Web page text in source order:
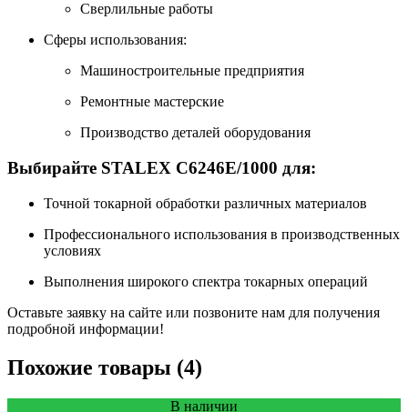
Сверлильные работы
Сферы использования:
Машиностроительные предприятия
Ремонтные мастерские
Производство деталей оборудования
Выбирайте STALEX C6246E/1000 для:
Точной токарной обработки различных материалов
Профессионального использования в производственных
условиях
Выполнения широкого спектра токарных операций
Оставьте заявку на сайте или позвоните нам для получения
подробной информации!
Похожие товары (4)
В наличии